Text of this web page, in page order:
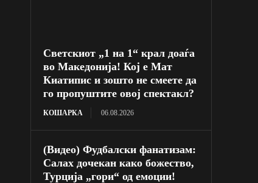
Светскиот „1 на 1“ крал доаѓа
во Македонија! Кој е Мат
Киатипис и зошто не смеете да
го пропуштите овој спектакл?
КОШАРКА 06.08.2026
(Видео) Фудбалски фанатизам:
Салах дочекан како божество,
Турција „гори“ од емоции!